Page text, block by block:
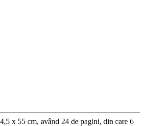
x 55 cm, având 24 de pagini, din care 6